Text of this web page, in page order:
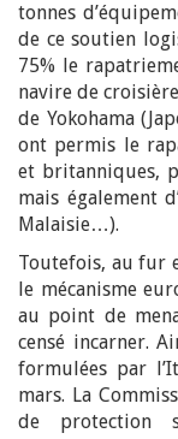
tonnes
de ce soutien
75% le
navire de
de Yokohama
ont permis le
et britanniques,
mais également
Malaisie…).
Toutefois, au fur
le mécanisme
au point de
censé incarner.
formulées par
mars. La
de protection